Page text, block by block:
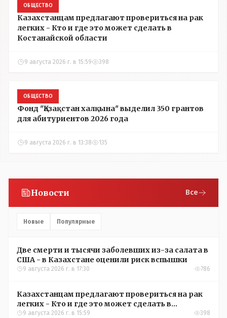
ОБЩЕСТВО
Казахстанцам предлагают провериться на рак
легких - Кто и где это может сделать в
Костанайской области
9 августа 2026 г. в 15:59 398
ОБЩЕСТВО
Фонд "Қазақстан халқына" выделил 350 грантов
для абитуриентов 2026 года
9 августа 2026 г. в 13:38 135
Новости Все
Новые Популярные
Две смерти и тысячи заболевших из-за салата в
США - в Казахстане оценили риск вспышки
9 августа 2026 г. в 17:30 786
Казахстанцам предлагают провериться на рак
легких - Кто и где это может сделать в
Костанайской области
9 августа 2026 г. в 15:59 398